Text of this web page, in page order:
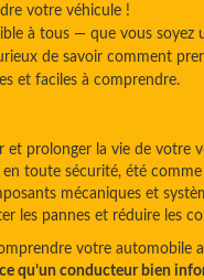
votre véhicule !
à tous — que vous
de savoir comment
et faciles à comprendre.
et prolonger la vie de votre
toute sécurité, été comme
mécaniques et
les pannes et réduire les
votre automobile
qu’un conducteur bien